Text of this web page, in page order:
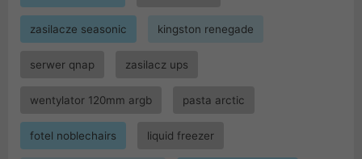
zasilacze seasonic kingston renegade
serwer qnap zasilacz ups
wentylator 120mm argb pasta arctic
fotel noblechairs liquid freezer